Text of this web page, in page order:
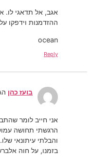
אגב, אל תדאגי לו.
ההזדמנות וידפקו
ocean
Reply
בועז כהן
אני חייב לומר
הרגשתי תחושה
והבלתי עיתונאי
בזמנו, על חוה